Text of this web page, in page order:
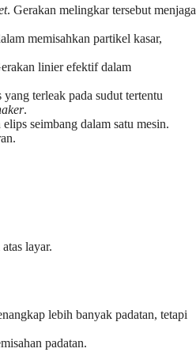
. Gerakan melingkar tersebut menjaga
memisahkan partikel kasar,
linier efektif dalam
terleak pada sudut tertentu
.
seimbang dalam satu mesin.
layar.
lebih banyak padatan, tetapi
padatan.